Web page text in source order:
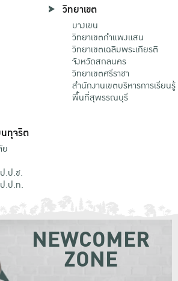
วิทยาเขต
บางเขน
วิทยาเขตกําแพงแสน
วิทยาเขตเฉลิมพระเกียรติ
จังหวัดสกลนคร
วิทยาเขตศรีราชา
สำนักงานเขตบริหารการเรียนรู้
พื้นที่สุพรรณบุรี
นทุจริต
ย
.ป.ช.
.ป.ท.
NEWCOMER
ZONE